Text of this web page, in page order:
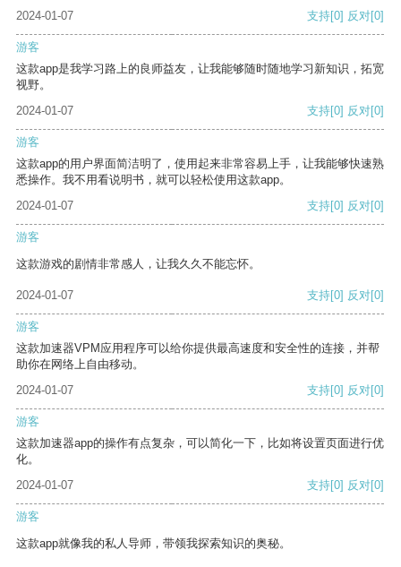
2024-01-07 支持[0] 反对[0]
游客
这款app是我学习路上的良师益友，让我能够随时随地学习新知识，拓宽
视野。
2024-01-07
支持[0] 反对[0]
游客
这款app的用户界面简洁明了，使用起来非常容易上手，让我能够快速熟
悉操作。我不用看说明书，就可以轻松使用这款app。
2024-01-07
支持[0] 反对[0]
游客
这款游戏的剧情非常感人，让我久久不能忘怀。
2024-01-07 支持[0] 反对[0]
游客
这款加速器VPM应用程序可以给你提供最高速度和安全性的连接，并帮
助你在网络上自由移动。
2024-01-07
支持[0] 反对[0]
游客
这款加速器app的操作有点复杂，可以简化一下，比如将设置页面进行优
化。
2024-01-07
支持[0] 反对[0]
游客
这款app就像我的私人导师，带领我探索知识的奥秘。